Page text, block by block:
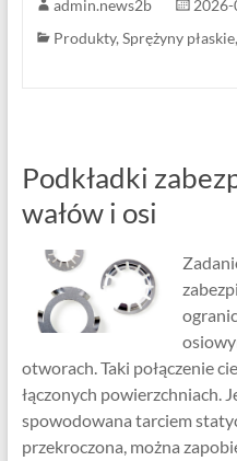
admin.news2b
Produkty, Sprężyny płaskie,
Podkładki
wałów i osi
otworach. Taki połączenie
łączonych powierzchniach.
spowodowana tarciem
przekroczona, można